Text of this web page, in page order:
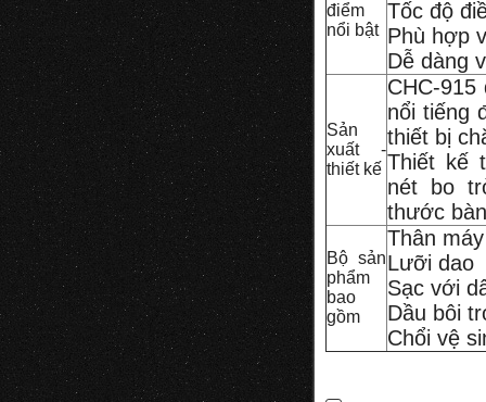
điểm
nổi bật
Tốc độ
Phù hợp
Dễ dàng
Sản
xuất -
thiết kế
CHC-
nổi tiếng
thiết bị
Thiết kế
nét bo
thước
Bộ sản
phẩm
bao
gồm
Thân
Lưỡi dao
Sạc với
Dầu bôi
Chổi vệ